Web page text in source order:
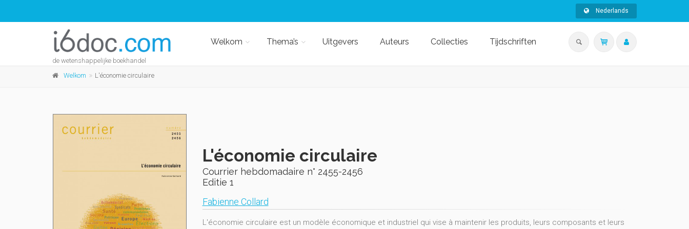
Nederlands
de wetenshappelijke boekhandel
Welkom Thema’s Uitgevers Auteurs Collecties Tijdschriften
Welkom L'économie circulaire
L'économie circulaire
Courrier hebdomadaire n° 2455-2456
Editie 1
Fabienne Collard
L'économie circulaire est un modèle économique et industriel qui vise à maintenir les produits, leurs composants et leurs